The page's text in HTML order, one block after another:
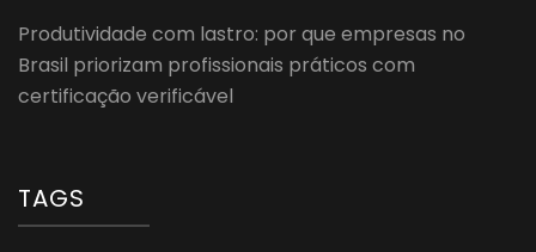
Produtividade com lastro: por que empresas no
Brasil priorizam profissionais práticos com
certificação verificável
TAGS